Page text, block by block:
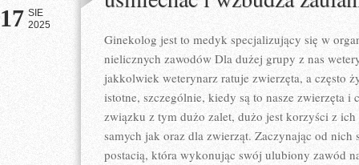
17 SIE
2025
Ginekolog jest to medyk specjalizujący się w
nielicznych zawodów Dla dużej grupy z nas
jakkolwiek weterynarz ratuje zwierzęta, a często
istotne, szczególnie, kiedy są to nasze zwierzęta i
związku z tym dużo zalet, dużo jest korzyści z
samych jak oraz dla zwierząt. Zaczynając od nich
postacią, która wykonując swój ulubiony zawód